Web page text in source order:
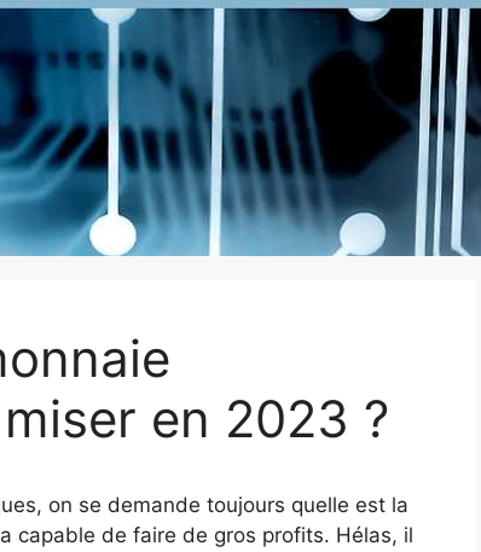
en 2023 ?
on se demande toujours quelle est la
capable de faire de gros profits. Hélas, il